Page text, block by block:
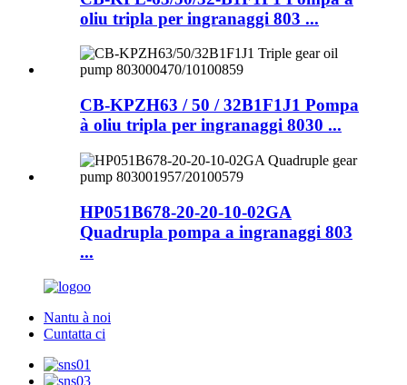
oliu tripla per ingranaggi 803 ...
CB-KPZH63 / 50 / 32B1F1J1 Pompa
à oliu tripla per ingranaggi 8030 ...
HP051B678-20-20-10-02GA
Quadrupla pompa a ingranaggi 803
...
Nantu à noi
Cuntatta ci